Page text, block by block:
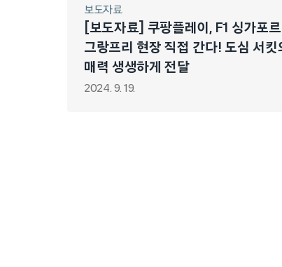
보도자료
[보도자료] 쿠팡플레이, F1 싱가포르
그랑프리 현장 직접 간다! 도심 서킷
매력 생생하게 전달
2024. 9. 19.